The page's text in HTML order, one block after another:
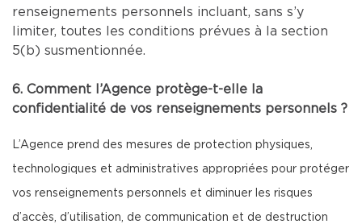
renseignements personnels incluant, sans s’y
limiter, toutes les conditions prévues à la section
5(b) susmentionnée.
6. Comment l’Agence protège-t-elle la
confidentialité de vos renseignements personnels ?
L’Agence prend des mesures de protection physiques,
technologiques et administratives appropriées pour protéger
vos renseignements personnels et diminuer les risques
d’accès, d’utilisation, de communication et de destruction